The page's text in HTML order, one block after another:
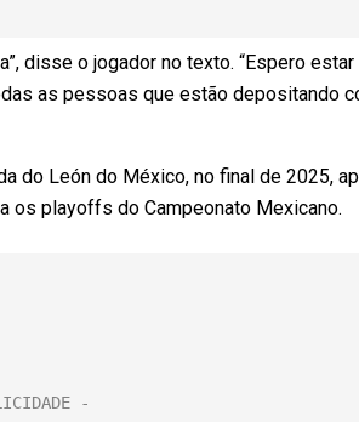
disse o jogador no texto. “Espero
as pessoas que estão depositando
do León do México, no final de 2025,
os playoffs do Campeonato Mexicano.